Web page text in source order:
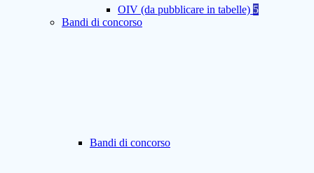
OIV (da pubblicare in tabelle) 5
Bandi di concorso
Bandi di concorso